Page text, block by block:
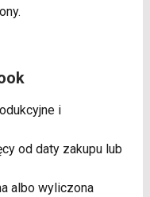
i
od daty zakupu lub
albo wyliczona